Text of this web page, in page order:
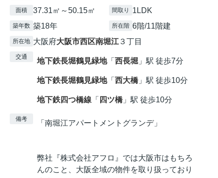
面積 37.31㎡～50.15㎡ 間取り 1LDK
築年数 築18年 所在階 6階/11階建
所在地 大阪府大阪市西区南堀江 ３丁目
交通 地下鉄長堀鶴見緑地「 西長堀 」駅 徒歩7分
地下鉄長堀鶴見緑地「 西大橋」駅 徒歩10分
地下鉄四つ橋線 「 四ツ橋」駅 徒歩10分
備考 「南堀江アパートメントグランデ」
弊社『株式会社アフロ』では大阪市はもちろ
んのこと、大阪全域の物件を取り扱っており